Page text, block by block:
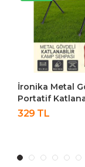
Gövdeli
Balkon